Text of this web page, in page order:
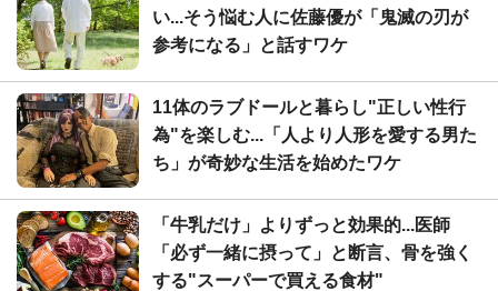
い...そう悩む人に佐藤優が「鬼滅の刃が
参考になる」と話すワケ
11体のラブドールと暮らし"正しい性行
為"を楽しむ...「人より人形を愛する男た
ち」が奇妙な生活を始めたワケ
「牛乳だけ」よりずっと効果的...医師
「必ず一緒に摂って」と断言、骨を強く
する"スーパーで買える食材"